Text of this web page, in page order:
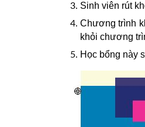
Sinh viên rút
Chương trình
khỏi chương
Học bổng này